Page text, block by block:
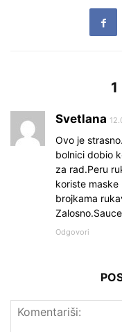
1
Svetlana
Ovo je
bolnici dobio
za rad.Peru
koriste maske
brojkama
Odgovori